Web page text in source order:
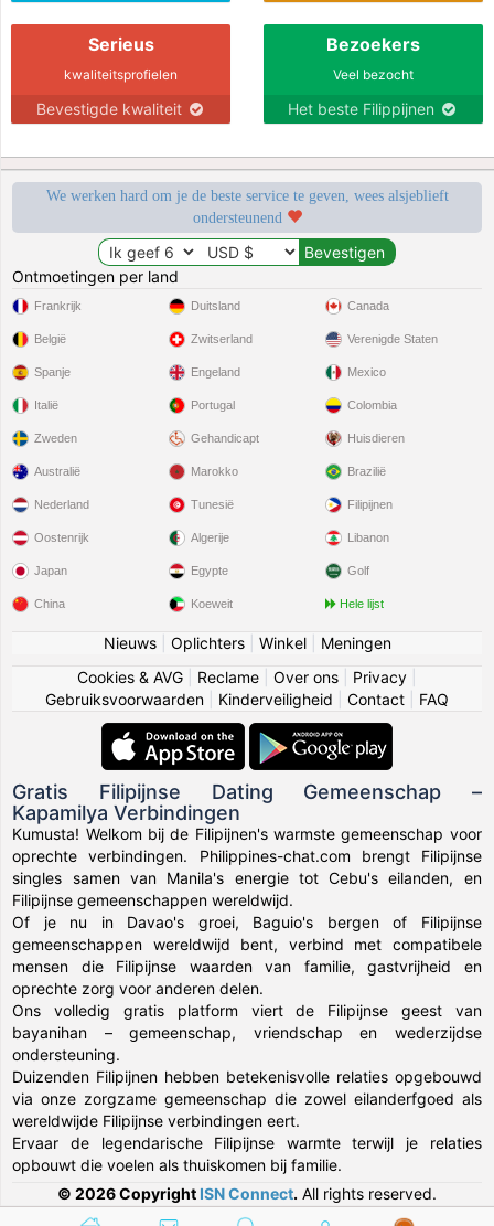
Serieus
kwaliteitsprofielen
Bevestigde kwaliteit
Bezoekers
Veel bezocht
Het beste Filippijnen
We werken hard om je de beste service te geven, wees alsjeblieft
ondersteunend
Ontmoetingen per land
Frankrijk
België
Spanje
Italië
Zweden
Duitsland
Zwitserland
Engeland
Portugal
Gehandicapt
Canada
Verenigde Staten
Mexico
Colombia
Huisdieren
Australië
Nederland
Oostenrijk
Japan
China
Marokko
Tunesië
Algerije
Egypte
Koeweit
Brazilië
Filipijnen
Libanon
Golf
Hele lijst
Nieuws| Oplichters| Winkel| Meningen
Cookies & AVG
Reclame Over ons Privacy
Gebruiksvoorwaarden
Kinderveiligheid Contact FAQ
Gratis Filipijnse Dating Gemeenschap –
Kapamilya Verbindingen
Kumusta! Welkom bij de Filipijnen's warmste gemeenschap voor
oprechte verbindingen. Philippines-chat.com brengt Filipijnse
singles samen van Manila's energie tot Cebu's eilanden, en
Filipijnse gemeenschappen wereldwijd.
Of je nu in Davao's groei, Baguio's bergen of Filipijnse
gemeenschappen wereldwijd bent, verbind met compatibele
mensen die Filipijnse waarden van familie, gastvrijheid en
oprechte zorg voor anderen delen.
Ons volledig gratis platform viert de Filipijnse geest van
bayanihan – gemeenschap, vriendschap en wederzijdse
ondersteuning.
Duizenden Filipijnen hebben betekenisvolle relaties opgebouwd
via onze zorgzame gemeenschap die zowel eilanderfgoed als
wereldwijde Filipijnse verbindingen eert.
Ervaar de legendarische Filipijnse warmte terwijl je relaties
opbouwt die voelen als thuiskomen bij familie.
© 2026 Copyright ISN Connect. All rights reserved.